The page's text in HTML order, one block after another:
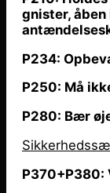
gnister, åben
P234:
P250: Må
P280: Bær
P370+P380: